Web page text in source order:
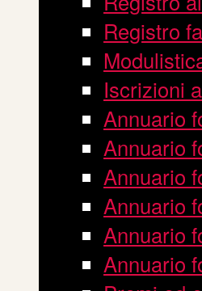
Registro
Iscrizioni
Annuario
Annuario
Annuario
Annuario
Annuario
Annuario